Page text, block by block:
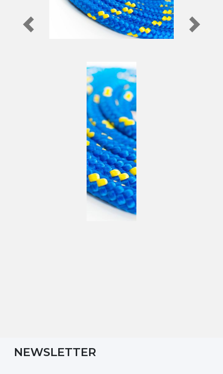
NEWSLETTER